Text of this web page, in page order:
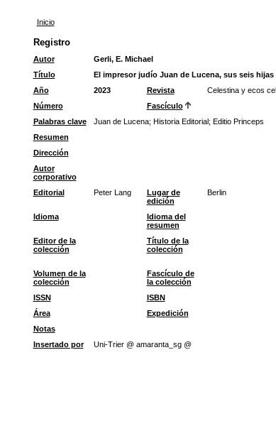
Inicio
Registro
Autor
Gerli, E. Michael
Título
El impresor judío Juan de Lucena, sus seis
Año
2023 Revista Celestina y ecos
Número
Fascículo
Palabras clave
Juan de Lucena; Historia Editorial; Editio Princeps
Resumen
Dirección
Autor
corporativo
Editorial Peter Lang
Lugar de
edición
Berlin
Idioma
Idioma del
resumen
Editor de la
colección
Título de la
colección
Volumen de la
colección
Fascículo de
la colección
ISSN ISBN
Área
Expedición
Notas
Insertado por
Uni-Trier @ amaranta_sg @